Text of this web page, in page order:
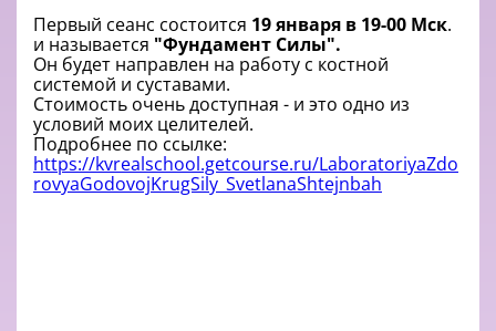
Первый сеанс состоится 19 января в 19-00 Мск.
и называется "Фундамент Силы".
Он будет направлен на работу с костной
системой и суставами.
Стоимость очень доступная - и это одно из
условий моих целителей.
Подробнее по ссылке:
https://kvrealschool.getcourse.ru/LaboratoriyaZdo
rovyaGodovojKrugSily_SvetlanaShtejnbah